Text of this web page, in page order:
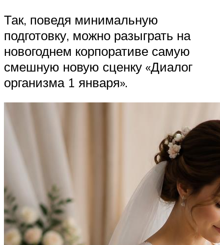
Так, поведя минимальную
подготовку, можно разыграть на
новогоднем корпоративе самую
смешную новую сценку «Диалог
организма 1 января».